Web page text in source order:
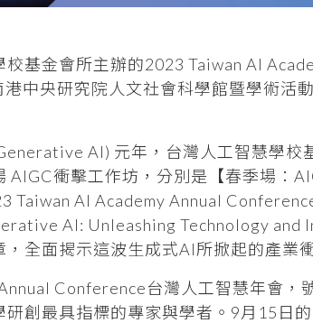
基金會所主辦的2023 Taiwan AI
中央研究院人文社會科學館暨學術活
AI) 元年，台灣人工智慧學
AIGC衝擊工作坊，分別是【春季場：
Taiwan AI Academy Annual
AI: Unleashing Technology
全面揭示這波生成式AI所掀起的產業
Conference台灣人工智慧年會
創最具指標的專家與學者。9月15日